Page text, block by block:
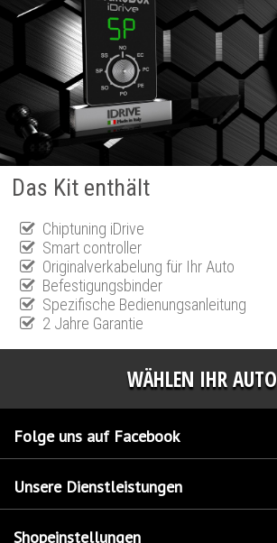
Das Kit enthält
Chiptuning iDrive
Smart controller
Originalverkabelung für Ihr Auto
Befestigungsbinder
Spezifische Bedienungsanleitung
2 Jahre Garantie
WÄHLEN IHR AUTO
Folge uns auf Facebook
Unsere Dienstleistungen
Shopeinstellungen